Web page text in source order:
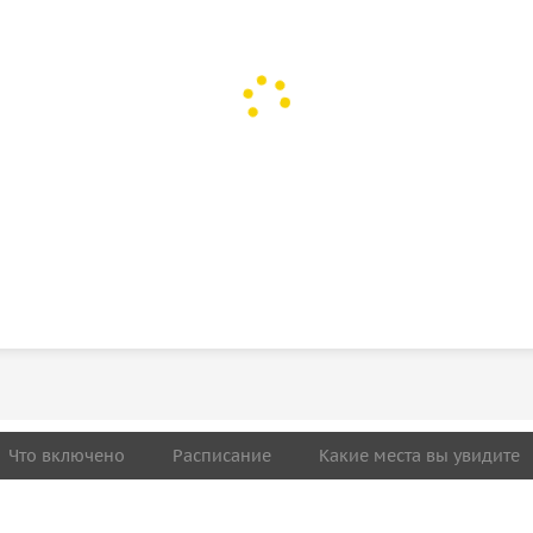
Что включено Расписание Какие места вы увидите